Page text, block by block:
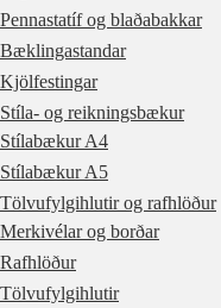
Pennastatíf og blaðabakkar
Bæklingastandar
Kjölfestingar
Stíla- og reikningsbækur
Stílabækur A4
Stílabækur A5
Tölvufylgihlutir og rafhlöður
Merkivélar og borðar
Rafhlöður
Tölvufylgihlutir